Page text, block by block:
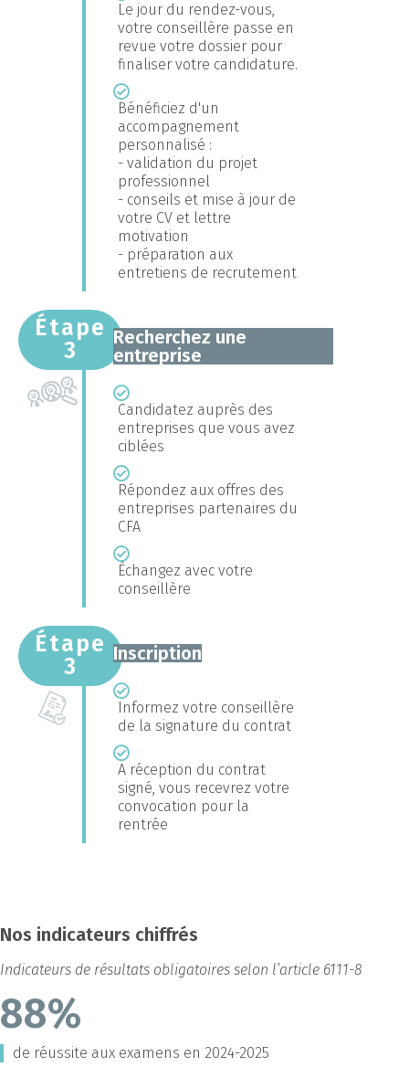
Le jour du rendez-vous,
votre conseillère passe en
revue votre dossier pour
finaliser votre candidature.
Bénéficiez d'un
accompagnement
personnalisé :
- validation du projet
professionnel
- conseils et mise à jour de
votre CV et lettre
motivation
- préparation aux
entretiens de recrutement
Étape
3
Recherchez une
entreprise
Candidatez auprès des
entreprises que vous avez
ciblées
Répondez aux offres des
entreprises partenaires du
CFA
Échangez avec votre
conseillère
Étape
3
Inscription
Informez votre conseillère
de la signature du contrat
A réception du contrat
signé, vous recevrez votre
convocation pour la
rentrée
Nos indicateurs chiffrés
Indicateurs de résultats obligatoires selon l’article 6111-8
88%
de réussite aux examens en 2024-2025